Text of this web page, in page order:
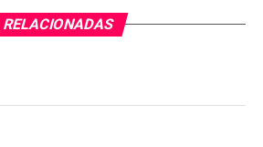
RELACIONADAS